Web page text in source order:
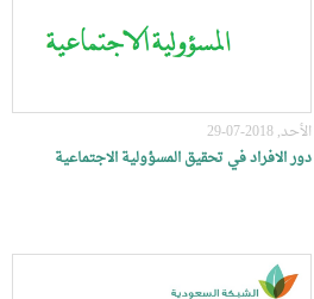
الأحد, 2018-07-29
دور الافراد في تحقيق المسؤولية الاجتماعية